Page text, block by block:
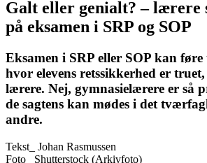
Galt eller genialt? – lærere
på eksamen i SRP og SOP
Eksamen i SRP eller SOP kan
hvor elevens retssikkerhed er
lærere. Nej, gymnasielærere er så
de sagtens kan mødes i det
andre.
Tekst_ Johan Rasmussen
Foto_ Shutterstock (Arkivfoto)